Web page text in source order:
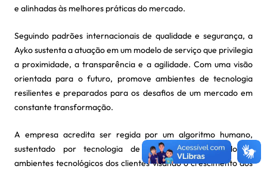
e alinhadas às melhores práticas do mercado.
Seguindo padrões internacionais de qualidade e segurança, a
Ayko sustenta a atuação em um modelo de serviço que privilegia
a proximidade, a transparência e a agilidade. Com uma visão
orientada para o futuro, promove ambientes de tecnologia
resilientes e preparados para os desafios de um mercado em
constante transformação.
A empresa acredita ser regida por um algoritmo humano,
sustentado por tecnologia de ponta, transformando os
ambientes tecnológicos dos clientes visando o crescimento dos